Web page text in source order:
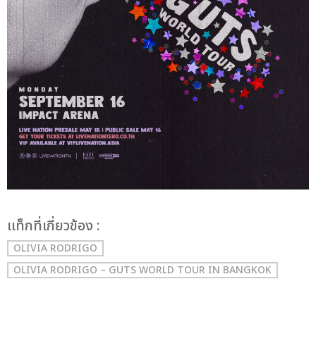
เเท็กที่เกี่ยวข้อง :
OLIVIA RODRIGO
OLIVIA RODRIGO – GUTS WORLD TOUR IN BANGKOK